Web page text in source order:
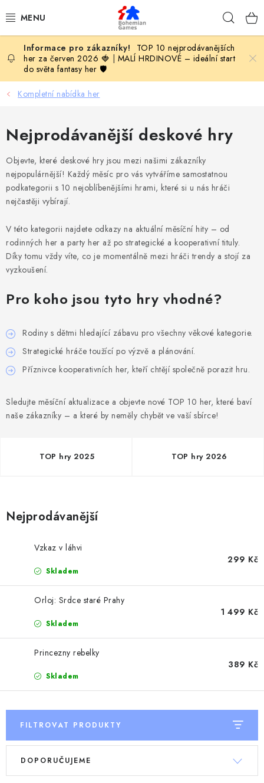
na
KOMPLETNÍ NABÍDKA HER
PODLE VĚKU
BLOG
VYDAVATELSTVÍ DESKOVÝCH HER
OLOHRANÍ
B2B SEKCE
DESKOHERNÍ KLUBY, DDM, KNIHOVNY A JINÉ
ZÁJMOVÉ ORGANIZACE
ZÁKLADNÍ A MATEŘSKÉ ŠKOLY, STŘEDNÍ ŠKOLY A
Obchodní podmínky
Doprava a platba
Podmínky ochrany osobních údajů
Deskoherní kluby, DDM, knihovny a jiné zájmové organizace
Kde koupit hry Bohemian Games
Zákaznická podpora
TOP 10 nejprodávanějších
her za červen 2026 🍓
MALÍ HRDINOVÉ – ideální start
do světa fantasy her 🛡️
Kompletní nabídka her
Nejprodávanější deskové hry
Objevte, které deskové hry jsou mezi našimi zákazníky
nejpopulárnější! Každý měsíc pro vás vytváříme samostatnou
podkategorii s 10 nejoblíbenějšími hrami, které si u nás hráči
nejčastěji vybírají.
V této kategorii najdete odkazy na aktuální měsíční hity – od
rodinných her a party her až po strategické a kooperativní tituly.
Díky tomu vždy víte, co je momentálně mezi hráči trendy a stojí za
vyzkoušení.
Pro koho jsou tyto hry vhodné?
Rodiny s dětmi hledající zábavu pro všechny věkové kategorie.
Strategické hráče toužící po výzvě a plánování.
Příznivce kooperativních her, kteří chtějí společně porazit hru.
Sledujte měsíční aktualizace a objevte nové TOP 10 her, které baví
naše zákazníky – a které by neměly chybět ve vaší sbírce!
TOP hry 2025 TOP hry 2026
Nejprodávanější
Vzkaz v láhvi
Skladem
299 Kč
Orloj: Srdce staré Prahy
Skladem
1 499 Kč
Princezny rebelky
Skladem
389 Kč
FILTROVAT PRODUKTY
V
Ř
DOPORUČUJEME